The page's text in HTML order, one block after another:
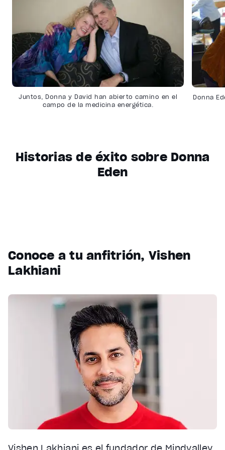
Juntos, Donna y David han abierto camino en el
campo de la medicina energética.
Donna
Historias de éxito sobre Donna
Eden
Conoce a tu anfitrión, Vishen
Lakhiani